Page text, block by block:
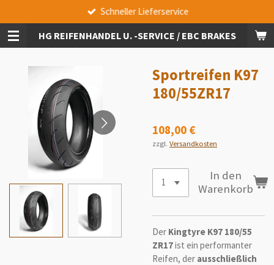
Hauptinhalt
springenHG REIFENHANDEL U. -SERVICE / EBC BRAKES
Schneller Lieferservice
Sportreifen K97
180/55ZR17
108,00 €
zzgl. Versandkosten
In den
Warenkorb
Der Kingtyre K97 180/55
ZR17ist ein performanter
Reifen, der ausschließlich